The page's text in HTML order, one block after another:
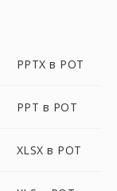
PPTX в POT
PPT в POT
XLSX в POT